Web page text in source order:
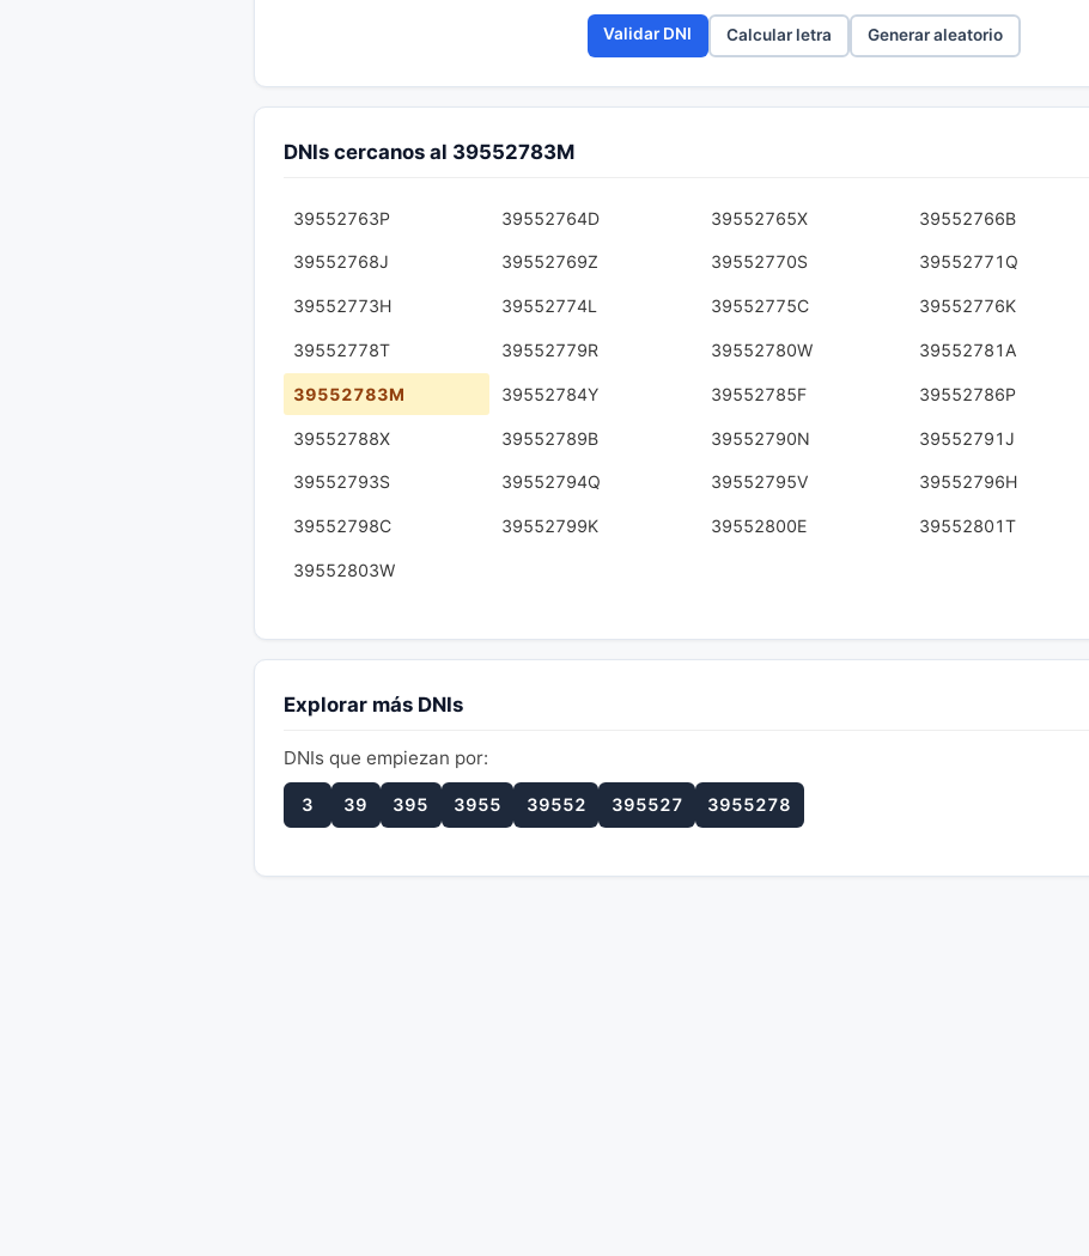
Validar DNI Calcular letra Generar aleatorio
DNIs cercanos al 39552783M
39552763P 39552764D 39552765X 39552766B
39552768J 39552769Z 39552770S 39552771Q
39552773H 39552774L 39552775C 39552776K
39552778T 39552779R 39552780W 39552781A
39552783M 39552784Y 39552785F 39552786P
39552788X 39552789B 39552790N 39552791J
39552793S 39552794Q 39552795V 39552796H
39552798C 39552799K 39552800E 39552801T
39552803W
Explorar más DNIs
DNIs que empiezan por:
3 39 395 3955 39552 395527 3955278